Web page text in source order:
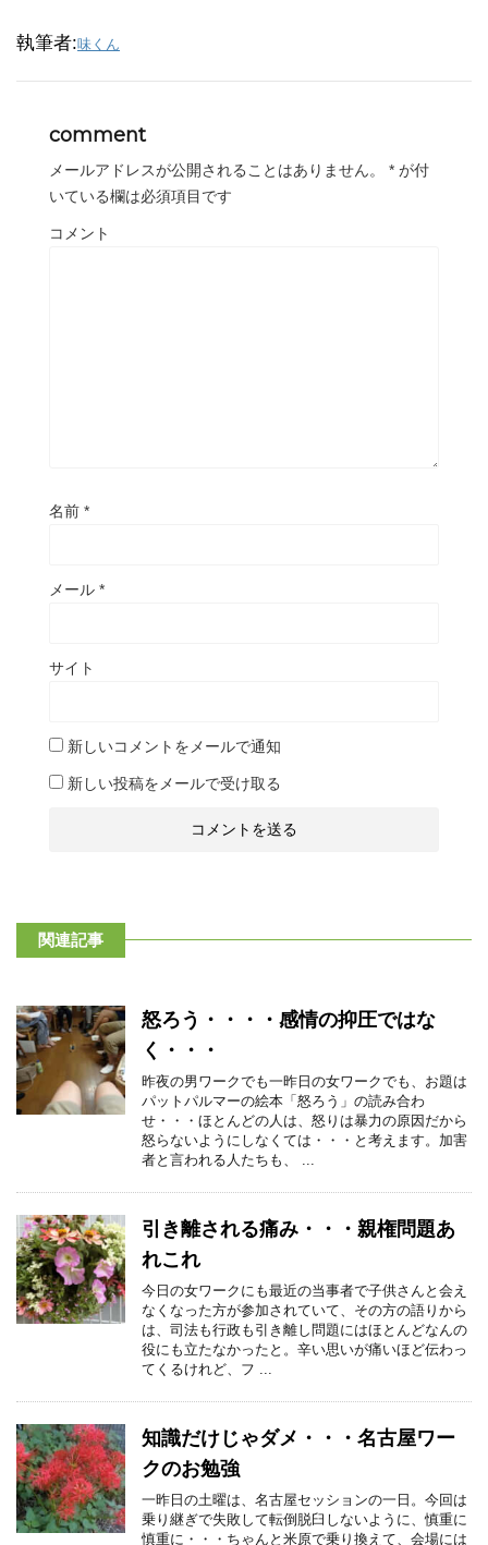
執筆者:味くん
comment
メールアドレスが公開されることはありません。 * が付
いている欄は必須項目です
コメント
名前 *
メール *
サイト
新しいコメントをメールで通知
新しい投稿をメールで受け取る
関連記事
怒ろう・・・・感情の抑圧ではな
く・・・
昨夜の男ワークでも一昨日の女ワークでも、お題は
パットパルマーの絵本「怒ろう」の読み合わ
せ・・・ほとんどの人は、怒りは暴力の原因だから
怒らないようにしなくては・・・と考えます。加害
者と言われる人たちも、 ...
引き離される痛み・・・親権問題あ
れこれ
今日の女ワークにも最近の当事者で子供さんと会え
なくなった方が参加されていて、その方の語りから
は、司法も行政も引き離し問題にはほとんどなんの
役にも立たなかったと。辛い思いが痛いほど伝わっ
てくるけれど、フ ...
知識だけじゃダメ・・・名古屋ワー
クのお勉強
一昨日の土曜は、名古屋セッションの一日。今回は
乗り継ぎで失敗して転倒脱臼しないように、慎重に
慎重に・・・ちゃんと米原で乗り換えて、会場には